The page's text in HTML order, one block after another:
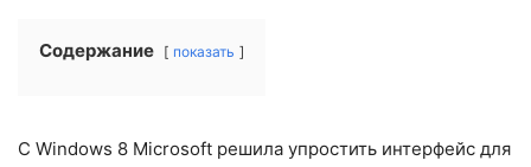
Содержание показать
С Windows 8 Microsoft решила упростить интерфейс для